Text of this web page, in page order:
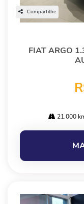
Compartilhe
FIAT ARGO
21.000